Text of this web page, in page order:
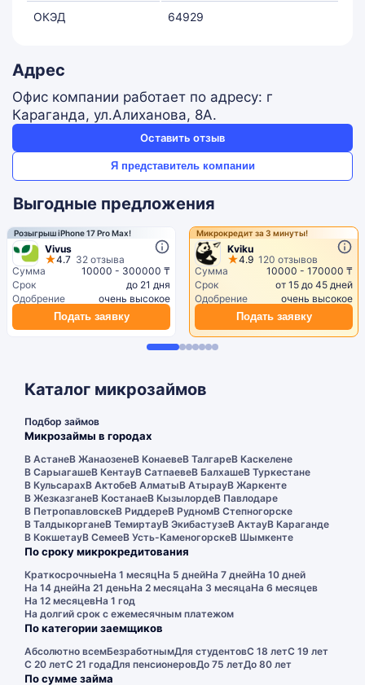
ОКЭД 64929
Адрес
Офис компании работает по адресу: г
Караганда, ул.Алиханова, 8А.
Оставить отзыв
Я представитель компании
Выгодные предложения
Розыгрыш iPhone 17 Pro Max!
Vivus
4.7 32 отзыва
Сумма
10000 - 300000 ₸
Срок
до 21 дня
Одобрение
очень высокое
Подать заявку
Микрокредит за 3 минуты!
Kviku
4.9 120 отзывов
Сумма
10000 - 170000 ₸
Срок
от 15 до 45 дней
Одобрение
очень высокое
Подать заявку
Каталог микрозаймов
Подбор займов
Микрозаймы в городах
В АстанеВ ЖанаозенеВ КонаевеВ ТалгареВ Каскелене
В СарыагашеВ КентауВ СатпаевеВ БалхашеВ Туркестане
В КульсарахВ АктобеВ АлматыВ АтырауВ Жаркенте
В ЖезказганеВ КостанаеВ КызылордеВ Павлодаре
В ПетропавловскеВ РиддереВ РудномВ Степногорске
В ТалдыкорганеВ ТемиртауВ ЭкибастузеВ АктауВ Караганде
В КокшетауВ СемееВ Усть-КаменогорскеВ Шымкенте
По сроку микрокредитования
КраткосрочныеНа 1 месяцНа 5 днейНа 7 днейНа 10 дней
На 14 днейНа 21 деньНа 2 месяцаНа 3 месяцаНа 6 месяцев
На 12 месяцевНа 1 год
На долгий срок с ежемесячным платежом
По категории заемщиков
Абсолютно всемБезработнымДля студентовС 18 летС 19 лет
С 20 летС 21 годаДля пенсионеровДо 75 летДо 80 лет
По сумме займа